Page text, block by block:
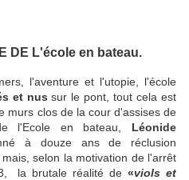
DE L'école en bateau.
l'aventure et l'utopie, l'école
et nus sur le pont, tout cela est
murs clos de la cour d'assises de
l'Ecole en bateau, Léonide
à douze ans de réclusion
selon la motivation de l'arrêt
la brutale réalité de «viols et